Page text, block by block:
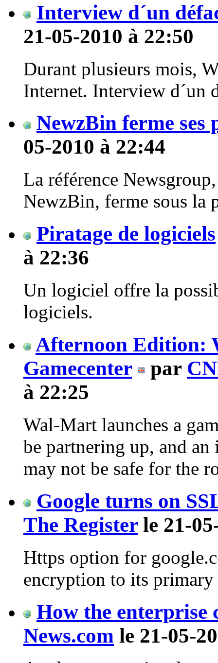
Interview d´un
21-05-2010 à 22:50
Durant plusieurs mois,
Internet. Interview d´un
NewzBin ferme ses
05-2010 à 22:44
La référence
NewzBin, ferme sous la
Piratage de logiciels
à 22:36
Un logiciel offre la
logiciels.
Afternoon Edition:
Gamecenter
par
à 22:25
Wal-Mart launches a
be partnering up, and an
may not be safe for the
Google turns on
The Registerle 21-
Https option for
encryption to its
How the enterprise
News.com le 21-05-